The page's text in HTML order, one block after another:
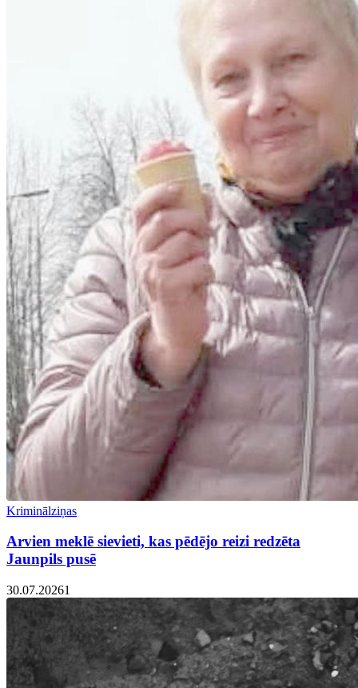
Kriminālziņas
Arvien meklē sievieti, kas pēdējo reizi redzēta
Jaunpils pusē
30.07.20261